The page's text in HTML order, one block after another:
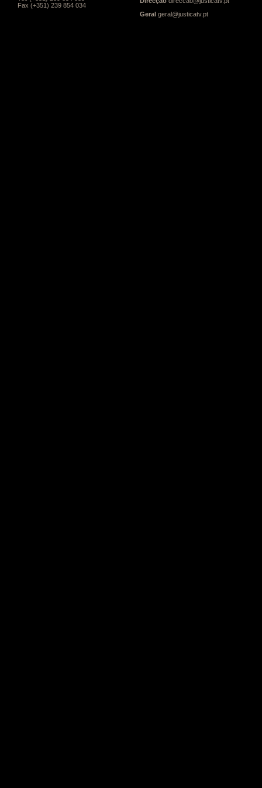
Fax (+351) 239 854 034
Geral geral@justicatv.pt